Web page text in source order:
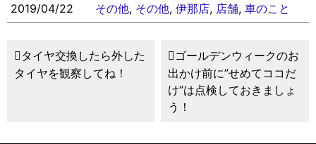
2019/04/22 その他, その他, 伊那店, 店舗, 車のこと
タイヤ交換したら外した
タイヤを観察してね！
ゴールデンウィークのお
出かけ前に”せめてココだ
け”は点検しておきましょ
う！